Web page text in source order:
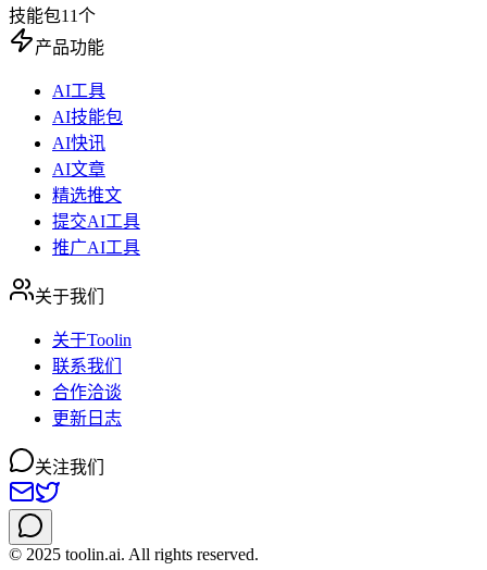
技能包11个
产品功能
AI工具
AI技能包
AI快讯
AI文章
精选推文
提交AI工具
推广AI工具
关于我们
关于Toolin
联系我们
合作洽谈
更新日志
关注我们
© 2025 toolin.ai. All rights reserved.